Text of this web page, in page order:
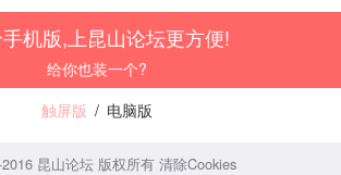
机版,上昆山论坛更方便!
给你也装一个?
触屏版 / 电脑版
昆山论坛 版权所有 清除Cookies